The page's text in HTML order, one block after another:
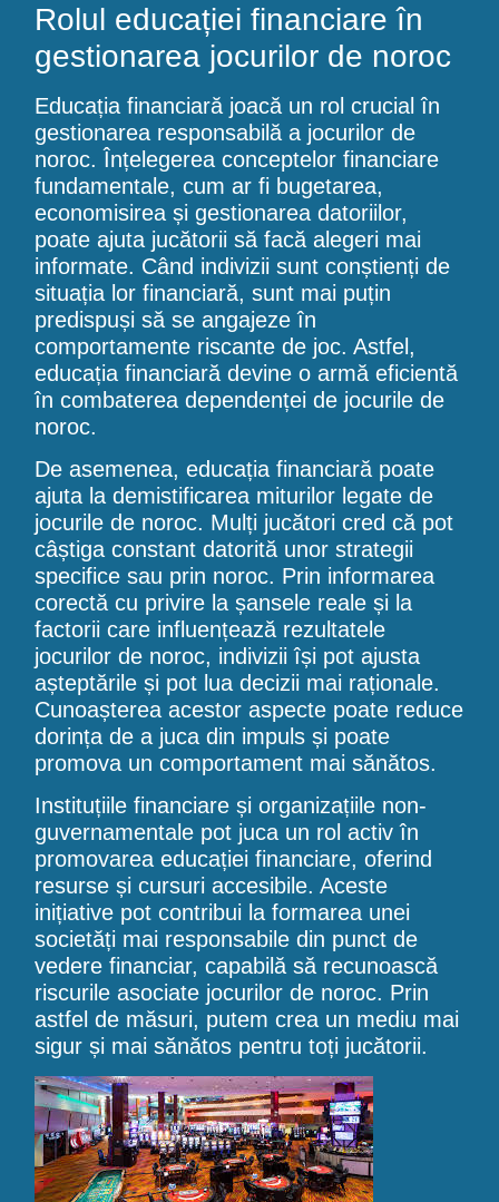
Rolul educației financiare în
gestionarea jocurilor de noroc
Educația financiară joacă un rol crucial în
gestionarea responsabilă a jocurilor de
noroc. Înțelegerea conceptelor financiare
fundamentale, cum ar fi bugetarea,
economisirea și gestionarea datoriilor,
poate ajuta jucătorii să facă alegeri mai
informate. Când indivizii sunt conștienți de
situația lor financiară, sunt mai puțin
predispuși să se angajeze în
comportamente riscante de joc. Astfel,
educația financiară devine o armă eficientă
în combaterea dependenței de jocurile de
noroc.
De asemenea, educația financiară poate
ajuta la demistificarea miturilor legate de
jocurile de noroc. Mulți jucători cred că pot
câștiga constant datorită unor strategii
specifice sau prin noroc. Prin informarea
corectă cu privire la șansele reale și la
factorii care influențează rezultatele
jocurilor de noroc, indivizii își pot ajusta
așteptările și pot lua decizii mai raționale.
Cunoașterea acestor aspecte poate reduce
dorința de a juca din impuls și poate
promova un comportament mai sănătos.
Instituțiile financiare și organizațiile non-
guvernamentale pot juca un rol activ în
promovarea educației financiare, oferind
resurse și cursuri accesibile. Aceste
inițiative pot contribui la formarea unei
societăți mai responsabile din punct de
vedere financiar, capabilă să recunoască
riscurile asociate jocurilor de noroc. Prin
astfel de măsuri, putem crea un mediu mai
sigur și mai sănătos pentru toți jucătorii.